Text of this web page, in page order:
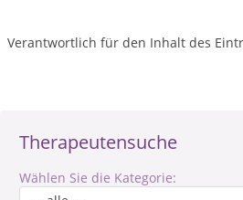
Therapeutensuche
Wählen Sie die Kategorie:
Verantwortlich für den Inhalt des